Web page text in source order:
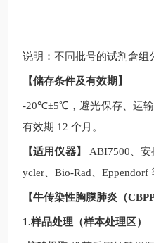
说明：不同批号的试剂盒组
【储存条件及有效期】
-20℃±5℃，避光保存、运
有效期 12 个月。
【适用仪器】 ABI7500 、
ycler
Bio-Rad Eppendorf
【牛传染性胸膜肺炎（
1.样品处理（样本处理区）